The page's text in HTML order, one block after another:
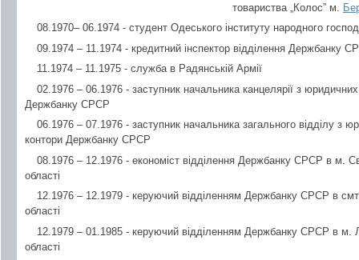
товариства „Колос” м.
08.1970– 06.1974 - студент Одеського інституту народного
09.1974 – 11.1974 - кредитний інспектор відділення Держбанку
11.1974 – 11.1975 - служба в Радянській Армії
02.1976 – 06.1976 - заступник начальника канцелярії з
Держбанку СРСР
06.1976 – 07.1976 - заступник начальника загального відділу з
контори Держбанку СРСР
08.1976 – 12.1976 - економіст відділення Держбанку СРСР в м.
області
12.1976 – 12.1979 - керуючий відділенням Держбанку СРСР в
області
12.1979 – 01.1985 - керуючий відділенням Держбанку СРСР в м.
області